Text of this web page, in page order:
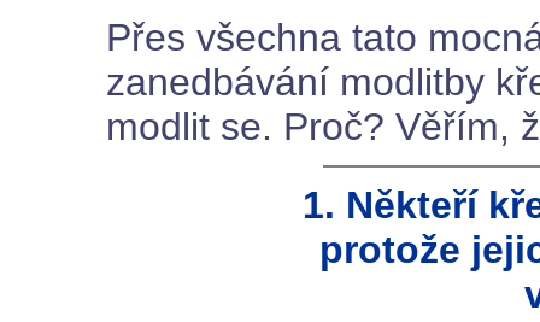
Přes všechna tato
zanedbávání modlitby
modlit se. Proč? Věřím,
1. Někteří
protože